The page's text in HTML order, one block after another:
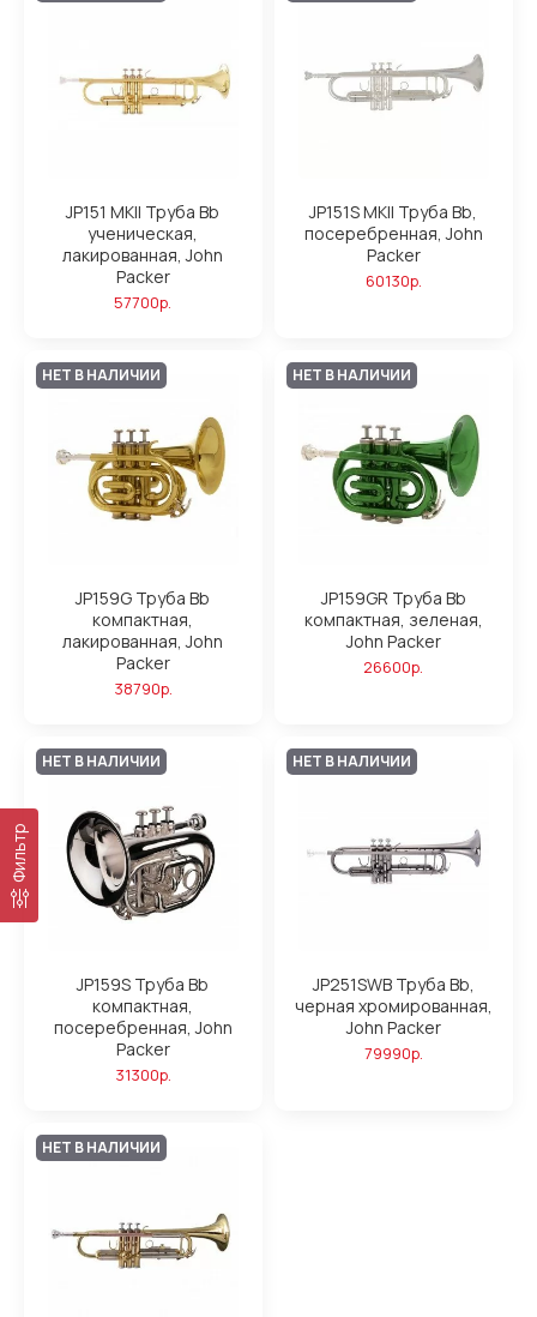
Фильтр
JP151 MKII Труба Bb
ученическая,
лакированная, John
Packer
57700р.
JP151S MKII Труба Bb,
посеребренная, John
Packer
60130р.
НЕТ В НАЛИЧИИ
JP159G Труба Bb
компактная,
лакированная, John
Packer
38790р.
НЕТ В НАЛИЧИИ
JP159GR Труба Bb
компактная, зеленая,
John Packer
26600р.
НЕТ В НАЛИЧИИ
JP159S Труба Bb
компактная,
посеребренная, John
Packer
31300р.
НЕТ В НАЛИЧИИ
JP251SWB Труба Bb,
черная хромированная,
John Packer
79990р.
НЕТ В НАЛИЧИИ